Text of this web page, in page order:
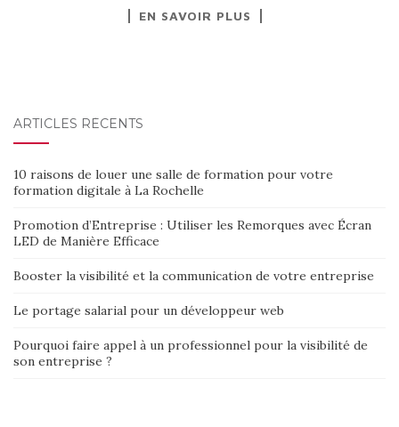
EN SAVOIR PLUS
ARTICLES RÉCENTS
10 raisons de louer une salle de formation pour votre
formation digitale à La Rochelle
Promotion d’Entreprise : Utiliser les Remorques avec Écran
LED de Manière Efficace
Booster la visibilité et la communication de votre entreprise
Le portage salarial pour un développeur web
Pourquoi faire appel à un professionnel pour la visibilité de
son entreprise ?